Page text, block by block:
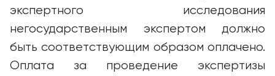
экспертного исследования
негосударственным экспертом должно
быть соответствующим образом оплачено.
Оплата за проведение экспертизы